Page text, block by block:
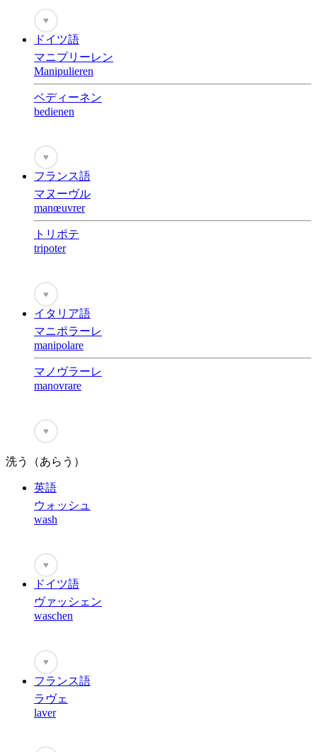
♥
ドイツ語
マニプリーレン
Manipulieren
ベディーネン
bedienen
♥
フランス語
マヌーヴル
manœuvrer
トリポテ
tripoter
♥
イタリア語
マニポラーレ
manipolare
マノヴラーレ
manovrare
♥
洗う（あらう）
英語
ウォッシュ
wash
♥
ドイツ語
ヴァッシェン
waschen
♥
フランス語
ラヴェ
laver